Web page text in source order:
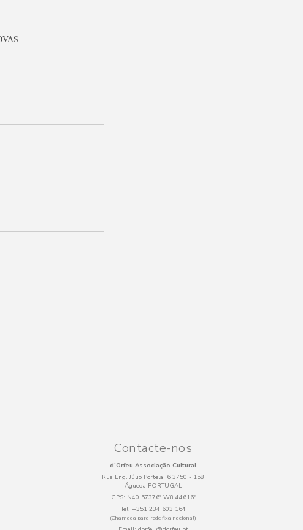
Contacte-nos
d’Orfeu Associação Cultural
Rua Eng. Júlio Portela, 6 3750 - 158
Águeda PORTUGAL
GPS: N40.57376º W8.44616º
Tel: +351 234 603 164
(Chamada para rede fixa nacional)